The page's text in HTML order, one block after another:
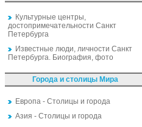
Культурные центры,
достопримечательности Санкт
Петербурга
Известные люди, личности Санкт
Петербурга. Биография, фото
Города и столицы Мира
Европа - Столицы и города
Азия - Столицы и города